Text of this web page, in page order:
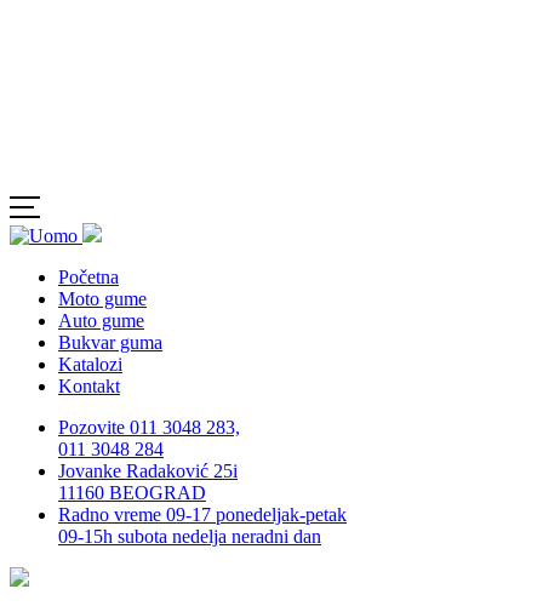
Početna
Moto gume
Auto gume
Bukvar guma
Katalozi
Kontakt
Pozovite 011 3048 283,
011 3048 284
Jovanke Radaković 25i
11160 BEOGRAD
Radno vreme 09-17 ponedeljak-petak
09-15h subota nedelja neradni dan